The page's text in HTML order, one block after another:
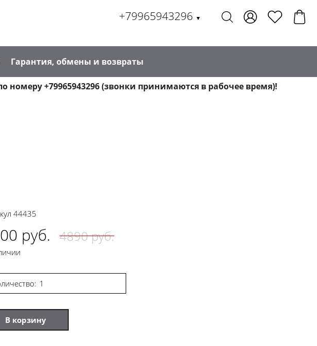
+79965943296 ▼
Гарантия, обмены и возвраты
+79965943296 (звонки принимаются в рабочее время)!
44435
руб. 4890 руб.
В корзину